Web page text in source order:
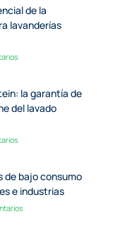
de la
lavanderías
la garantía de
del lavado
de bajo consumo
e industrias